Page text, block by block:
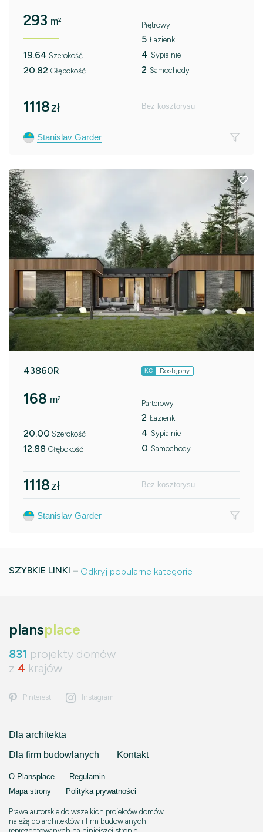
293 m²
19.64 Szerokość
20.82 Głębokość
Piętrowy
5 Łazienki
4 Sypialnie
2 Samochody
1118zł Bez kosztorysu
Stanislav Garder
43860R KC Dostępny
168 m²
20.00 Szerokość
12.88 Głębokość
Parterowy
2 Łazienki
4 Sypialnie
0 Samochody
1118zł Bez kosztorysu
Stanislav Garder
SZYBKIE LINKI – Odkryj popularne kategorie
plansplace
831 projekty domów
z 4 krajów
Pinterest Instagram
Dla architekta
Dla firm budowlanych
Kontakt
O Plansplace
Regulamin
Mapa strony
Polityka prywatności
Prawa autorskie do wszelkich projektów domów
należą do architektów i firm budowlanych